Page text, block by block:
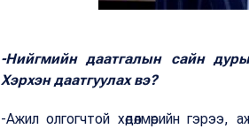
-Нийгмийн даатгалын сайн
Хэрхэн даатгуулах вэ?
-Ажил олгогчтой хөдөлмөрийн гэрээ,